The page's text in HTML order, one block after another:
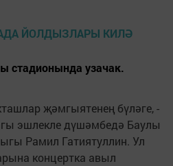
стадионында узачак.
җәмгыятенең бүләге, -
эшлекле дүшәмбедә Баулы
Рамил Гатиятуллин. Ул
концертка авыл